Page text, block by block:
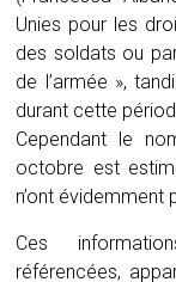
Unies pour les
des soldats ou
de l’armée »,
durant cette
Cependant le
octobre est
n’ont
Ces
référencées,